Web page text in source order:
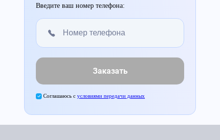
Введите ваш номер телефона:
Заказать
Соглашаюсь с условиями передачи данных